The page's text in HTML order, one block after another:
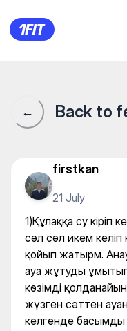
Бассейн
← Back to
firstkan
21 July
1)Құлаққа су кіріп
сәл сәл икем келіп
қойып жатырм.
ауа жұтуды
көзімді
жүзген сәттен
келгенде